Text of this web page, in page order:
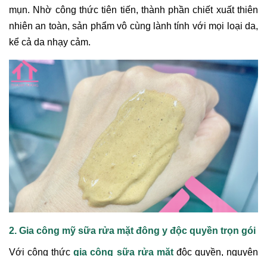
mụn. Nhờ công thức tiên tiến, thành phần chiết xuất thiên
nhiên an toàn, sản phẩm vô cùng lành tính với mọi loại da,
kể cả da nhạy cảm.
2. Gia công mỹ sữa rửa mặt đông y độc quyền trọn gói
Với công thứcgia công sữa rửa mặtđộc quyền, nguyên